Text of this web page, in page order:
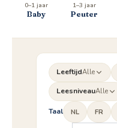
0–1 jaar
Baby
1–3 jaar
Peuter
LeeftijdAlle
LeesniveauAlle
Taal NL FR